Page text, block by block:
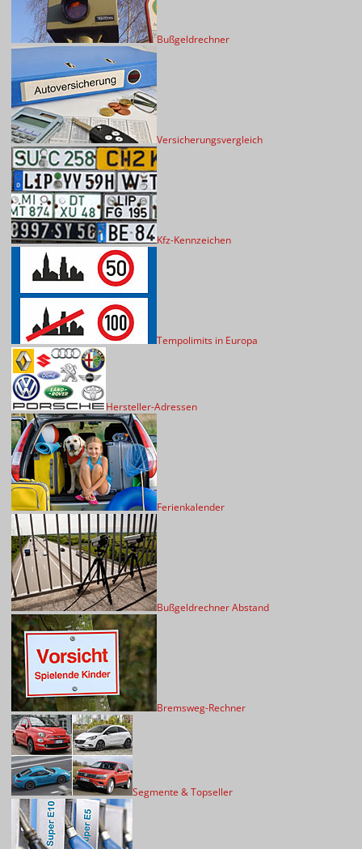
Bußgeldrechner
Versicherungsvergleich
Kfz-Kennzeichen
Tempolimits in Europa
Hersteller-Adressen
Ferienkalender
Bußgeldrechner Abstand
Bremsweg-Rechner
Segmente & Topseller